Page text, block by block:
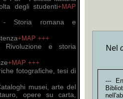
degli studenti+MAP
Storia romana e
+MAP +++
e storia
+MAP +++
fotografiche, tesi di
musei, arte del
opere su carta,
Nel
---